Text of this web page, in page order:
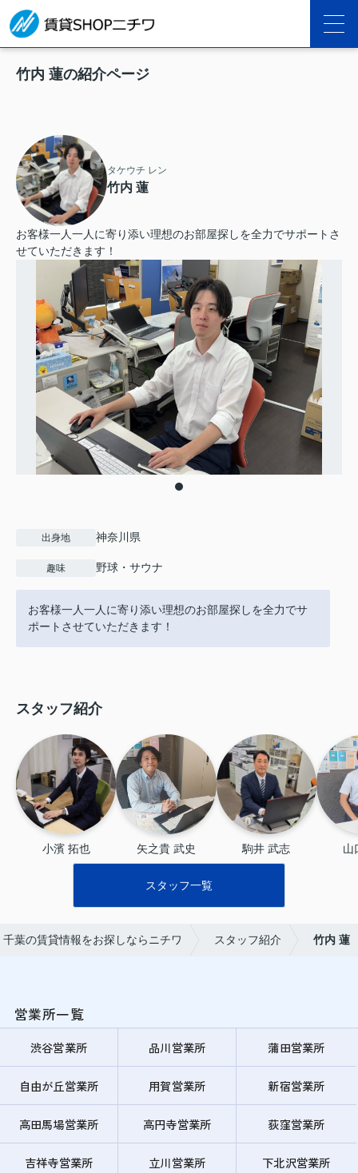
竹内 蓮の紹介ページ
タケウチ レン
竹内 蓮
お客様一人一人に寄り添い理想のお部屋探しを全力でサポートさ
せていただきます！
出身地 神奈川県
趣味 野球・サウナ
お客様一人一人に寄り添い理想のお部屋探しを全力でサ
ポートさせていただきます！
スタッフ紹介
小濱 拓也 矢之貴 武史 駒井 武志 山
スタッフ一覧
葉の賃貸情報をお探しならニチワ スタッフ紹介 竹内 蓮
営業所一覧
渋谷営業所 品川営業所 蒲田営業所
自由が丘営業所 用賀営業所 新宿営業所
高田馬場営業所 高円寺営業所 荻窪営業所
吉祥寺営業所 立川営業所 下北沢営業所